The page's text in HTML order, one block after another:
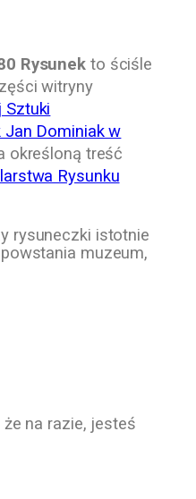
Rysunek to ściśle
witryny
Sztuki
Dominiak w
określoną treść
Rysunku
rysuneczki istotnie
muzeum,
na razie, jesteś